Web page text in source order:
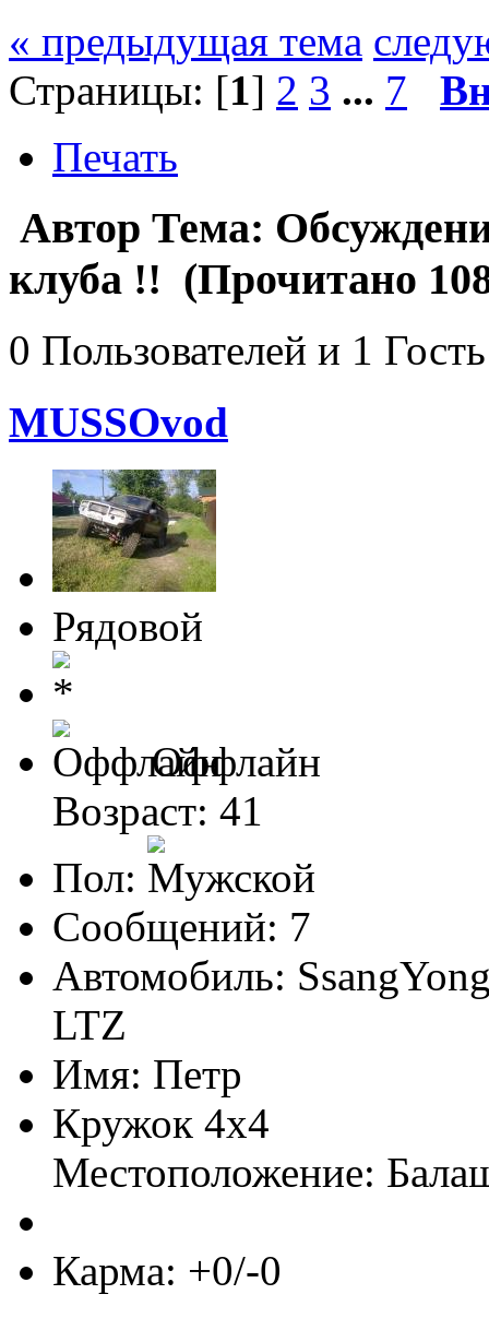
« предыдущая тема
Страницы: [1] 2 3 ... 7
Печать
Автор Тема:
клуба !! (Прочитано
0 Пользователей и 1
MUSSOvod
Рядовой
Оффлайн
Возраст: 41
Пол:
Сообщений: 7
Автомобиль:
LTZ
Имя: Петр
Кружок 4х4
Местоположение:
Карма: +0/-0